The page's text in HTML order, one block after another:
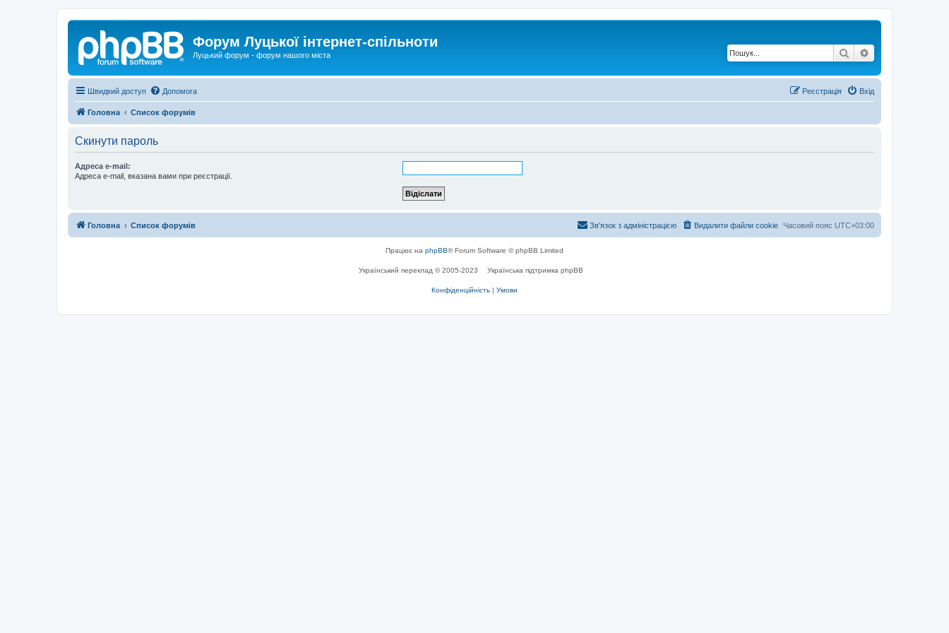
Форум Луцької інтернет-спільноти
Луцький форум - форум нашого міста Пошук
Швидкий доступ Допомога Вхід
Реєстрація
Головна Список форумів
Скинути пароль
Адреса e-mail:
Адреса e-mail, вказана вами при реєстрації.
Головна Список форумів Часовий пояс UTC+03:00
Видалити файли cookie
Зв'язок з адміністрацією
Працює на phpBB® Forum Software © phpBB Limited
Український переклад © 2005-2023 Українська підтримка phpBB
Конфіденційність | Умови